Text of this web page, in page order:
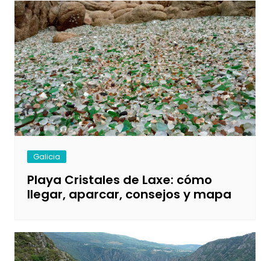
Galicia
Playa Cristales de Laxe: cómo
llegar, aparcar, consejos y mapa